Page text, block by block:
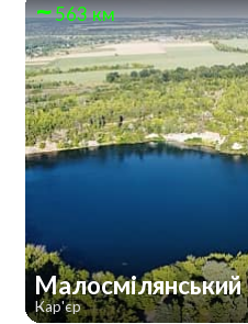
563 км
Малосмілянський
Кар'єр